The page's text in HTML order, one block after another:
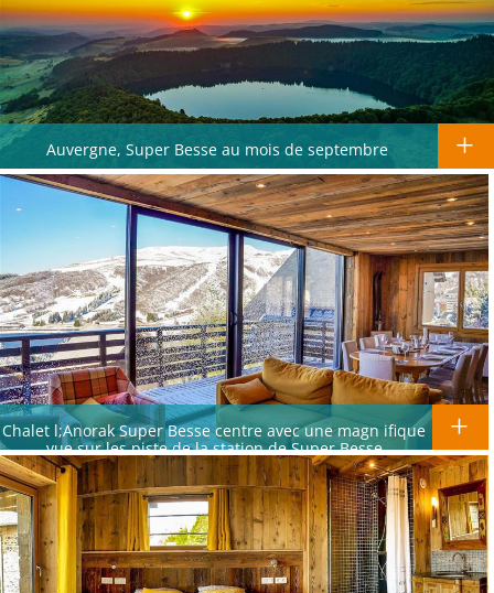
Auvergne, Super Besse au mois de septembre
Chalet l;Anorak Super Besse centre avec une magn ifique
vue sur les piste de la station de Super Besse